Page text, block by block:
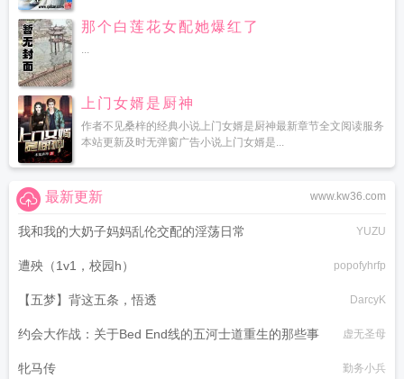
那个白莲花女配她爆红了
...
上门女婿是厨神
作者不见桑梓的经典小说上门女婿是厨神最新章节全文阅读服务
本站更新及时无弹窗广告小说上门女婿是...
www.kw36.com
最新更新
我和我的大奶子妈妈乱伦交配的淫荡日常 YUZU
遭殃（1v1，校园h） popofyhrfp
【五梦】背这五条，悟透 DarcyK
约会大作战：关于Bed End线的五河士道重生的那些事 虚无圣母
牝马传 勤务小兵